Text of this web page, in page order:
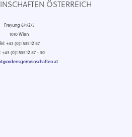
ÖSTERREICH
Freyung 6/1/2/3
1010 Wien
Tel: +43 (0)1 535 12 87
+43 (0)1 535 12 87 - 30